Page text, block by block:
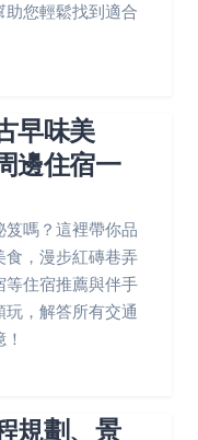
您輕鬆找到適合
早味美
邊住宿一
嗎？這裡帶你品
食，漫步紅磚巷弄
等住宿推薦與伴手
，解答所有交通
規劃、景